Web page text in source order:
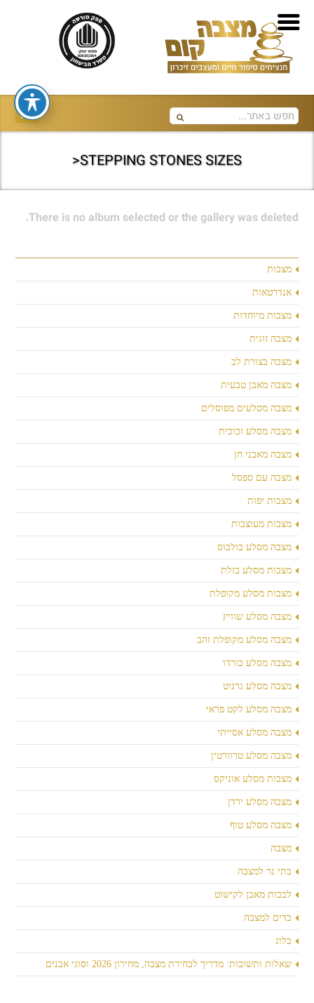
STEPPING STONES SIZES<
מצבות
אנדרטאות
מצבות מיוחדות
מצבה זוגית
מצבה בצורת לב
מצבה מאבן טבעית
מצבה מסלעים מפוסלים
מצבה מסלע זכוכית
מצבה מאבני חן
מצבה עם ספסל
מצבות יפות
מצבות מעוצבות
מצבה מסלע בולבוס
מצבות מסלע בזלת
מצבות מסלע מקופלת
מצבה מסלע שוויץ
מצבה מסלע מקופלת זהב
מצבה מסלע בורדו
מצבה מסלע גרניט
מצבה מסלע לקט פראי
מצבה מסלע אסייתי
מצבה מסלע טרוורטין
מצבות מסלע אוניקס
מצבה מסלע ירדן
מצבה מסלע טוף
מצבה
בתי נר למצבה
לבבות מאבן לקישוט
כדים למצבה
בלוג
שאלות ותשובות: מדריך לבחירת מצבה, מחירון 2026 וסוגי אבנים
There is no album selected or the gallery was deleted.